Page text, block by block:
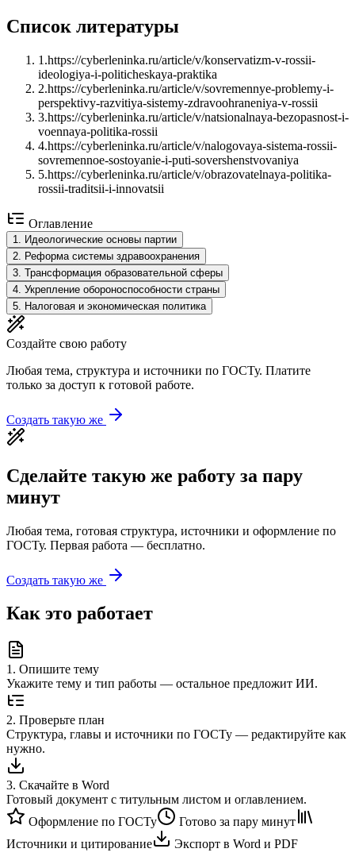
Список литературы
1 .https://cyberleninka.ru/article/v/konservatizm-v-rossii-
ideologiya-i-politicheskaya-praktika
2.https://cyberleninka.ru/article/v/sovremennye-problemy-i-
perspektivy-razvitiya-sistemy-zdravoohraneniya-v-rossii
3.https://cyberleninka.ru/article/v/natsionalnaya-bezopasnost-i-
voennaya-politika-rossii
4.https://cyberleninka.ru/article/v/nalogovaya-sistema-rossii-
sovremennoe-sostoyanie-i-puti-sovershenstvovaniya
5.https://cyberleninka.ru/article/v/obrazovatelnaya-politika-
rossii-traditsii-i-innovatsii
Оглавление
1
Идеологические основы партии
2
Реформа системы здравоохранения
3 Трансформация образовательной сферы
4 Укрепление обороноспособности страны
5
Налоговая и экономическая политика
Создайте свою работу
Любая тема, структура и источники по ГОСТу. Платите
только за доступ к готовой работе.
Создать такую же
Сделайте такую же работу за пару
минут
Любая тема, готовая структура, источники и оформление по
ГОСТу. Первая работа — бесплатно.
Создать такую же
Как это работает
1 . Опишите тему
Укажите тему и тип работы — остальное предложит ИИ.
2. Проверьте план
Структура, главы и источники по ГОСТу — редактируйте как
нужно.
3. Скачайте в Word
Готовый документ с титульным листом и оглавлением.
Оформление по ГОСТу
Готово за пару минут
Источники и цитирование
Экспорт в Word и PDF